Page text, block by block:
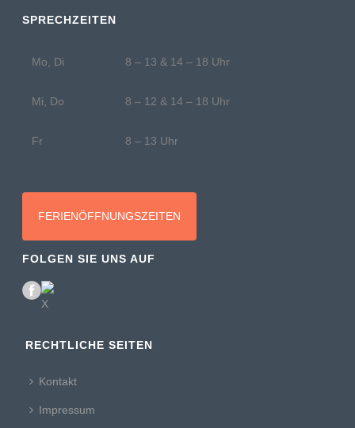
SPRECHZEITEN
Mo, Di 8 – 13 & 14 – 18 Uhr
Mi, Do 8 – 12 & 14 – 18 Uhr
Fr 8 – 13 Uhr
FERIENÖFFNUNGSZEITEN
FOLGEN SIE UNS AUF
RECHTLICHE SEITEN
Kontakt
Impressum